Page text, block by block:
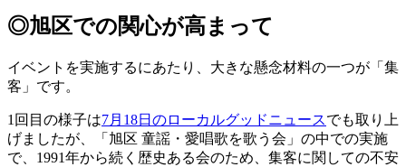
◎旭区での関心が高まって
イベントを実施するにあたり、大きな懸念材料の一つが「集
客」です。
1回目の様子は7月18日のローカルグッドニュースでも取り上
げましたが、「旭区 童謡・愛唱歌を歌う会」の中での実施
で、1991年から続く歴史ある会のため、集客に関しての不安